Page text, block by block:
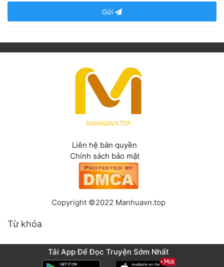
Gửi
Liên hệ bản quyền
Chính sách bảo mật
Copyright ©2022 Manhuavn.top
Từ khóa
Tải App Để Đọc Truyện Sớm Nhất